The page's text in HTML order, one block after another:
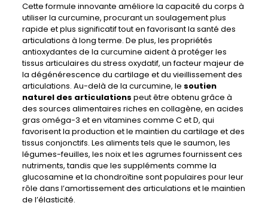
Cette formule innovante améliore la capacité du corps à
utiliser la curcumine, procurant un soulagement plus
rapide et plus significatif tout en favorisant la santé des
articulations à long terme. De plus, les propriétés
antioxydantes de la curcumine aident à protéger les
tissus articulaires du stress oxydatif, un facteur majeur de
la dégénérescence du cartilage et du vieillissement des
articulations. Au-delà de la curcumine, le soutien
naturel des articulations peut être obtenu grâce à
des sources alimentaires riches en collagène, en acides
gras oméga-3 et en vitamines comme C et D, qui
favorisent la production et le maintien du cartilage et des
tissus conjonctifs. Les aliments tels que le saumon, les
légumes-feuilles, les noix et les agrumes fournissent ces
nutriments, tandis que les suppléments comme la
glucosamine et la chondroïtine sont populaires pour leur
rôle dans l’amortissement des articulations et le maintien
de l’élasticité.